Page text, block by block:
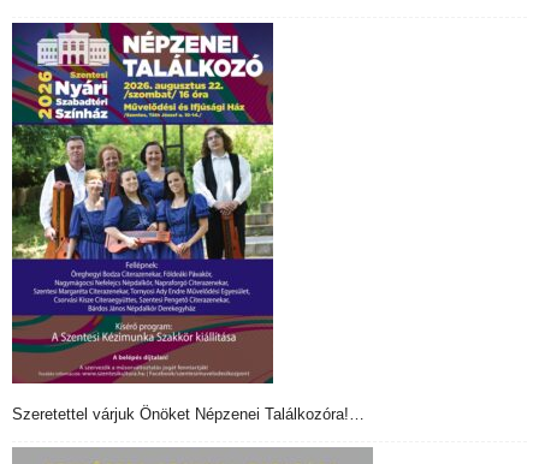
Szeretettel várjuk Önöket Népzenei Találkozóra!…